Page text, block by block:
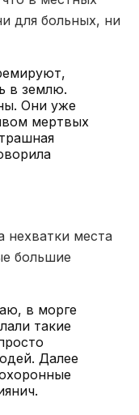
для больных, ни
в землю.
Они уже
мертвых
нехватки места
большие
в морге
такие
Далее